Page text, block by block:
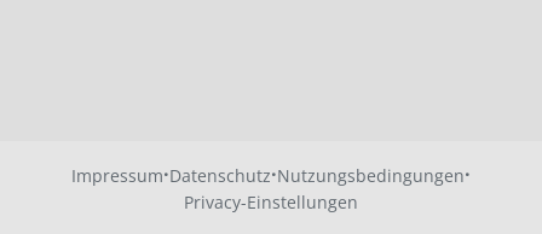
Impressum·Datenschutz·Nutzungsbedingungen·
Privacy-Einstellungen